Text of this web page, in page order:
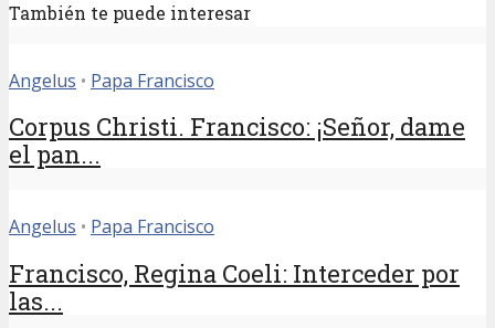
También te puede interesar
Angelus • Papa Francisco
Corpus Christi. Francisco: ¡Señor, dame
el pan...
Angelus • Papa Francisco
Francisco, Regina Coeli: Interceder por
las...